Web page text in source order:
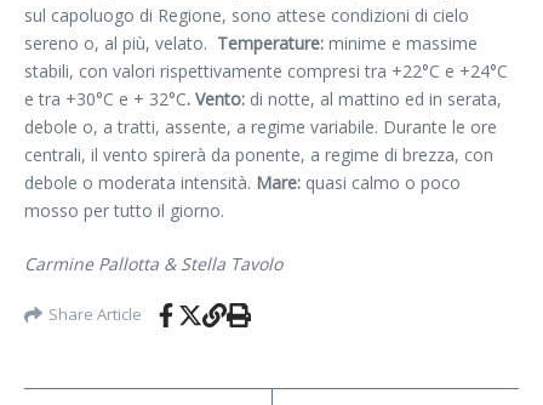
sul capoluogo di Regione, sono attese condizioni di cielo
sereno o, al più, velato. Temperature: minime e massime
stabili, con valori rispettivamente compresi tra +22°C e +24°C
e tra +30°C e + 32°C. Vento: di notte, al mattino ed in serata,
debole o, a tratti, assente, a regime variabile. Durante le ore
centrali, il vento spirerà da ponente, a regime di brezza, con
debole o moderata intensità. Mare: quasi calmo o poco
mosso per tutto il giorno.
Carmine Pallotta & Stella Tavolo
Share Article